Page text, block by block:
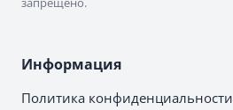
Информация
Политика конфиденциальности